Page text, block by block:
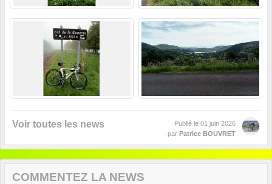
Voir toutes les news Publié le 01 juin 2026
par Patrice BOUVRET
COMMENTEZ LA NEWS